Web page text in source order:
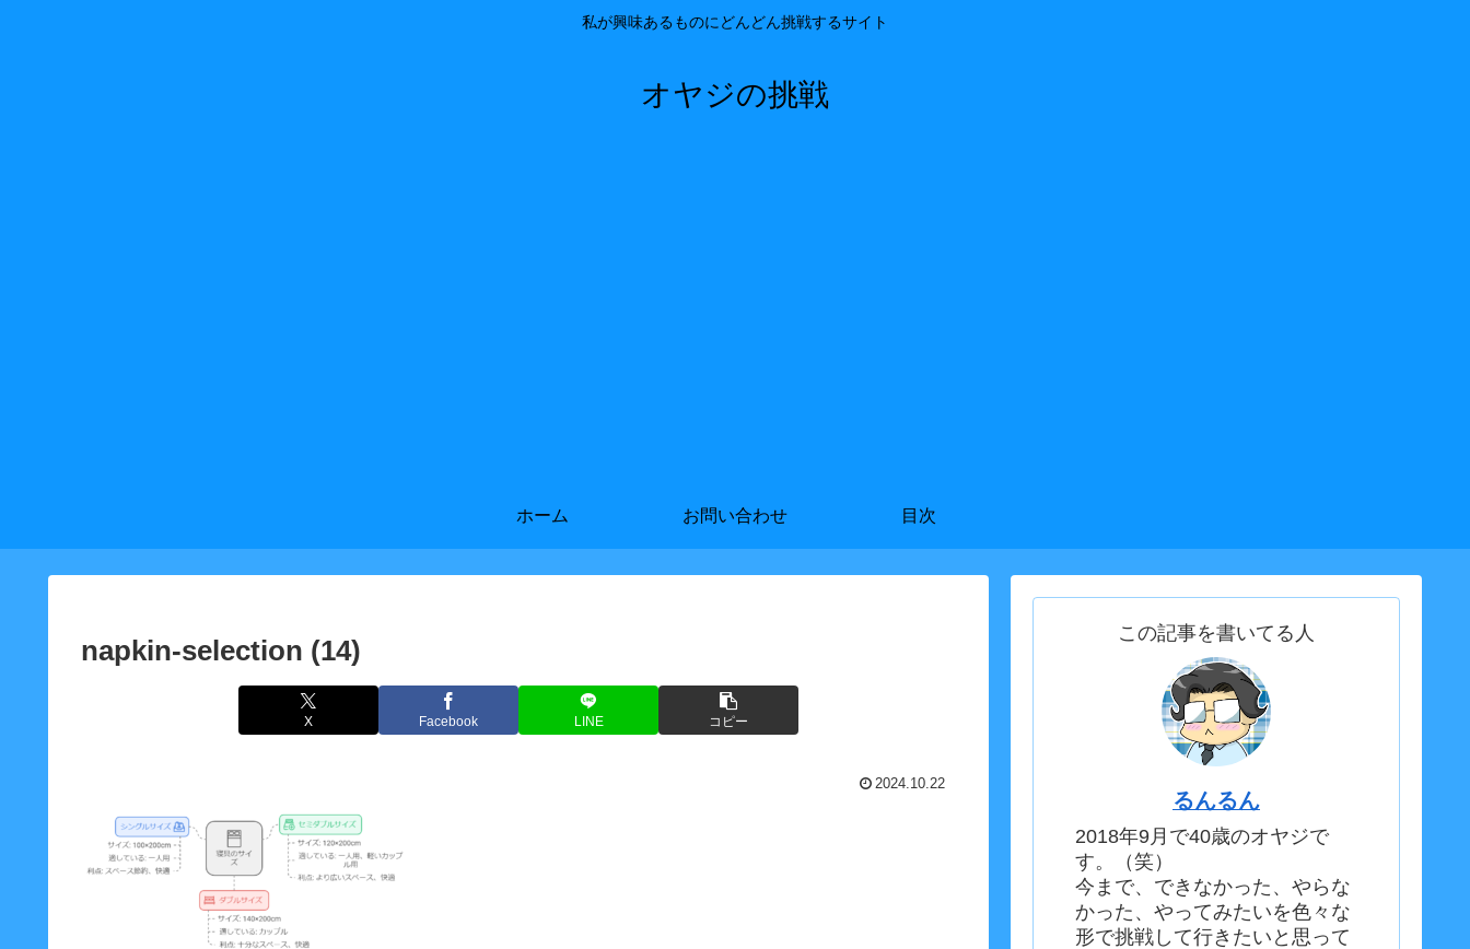
私が興味あるものにどんどん挑戦するサイト
オヤジの挑戦
ホーム お問い合わせ 目次
napkin-selection (14)
X Facebook LINE コピー
2024.10.22
この記事を書いてる人
るんるん
2018年9月で40歳のオヤジで
す。（笑）
今まで、できなかった、やらな
かった、やってみたいを色々な
形で挑戦して行きたいと思って